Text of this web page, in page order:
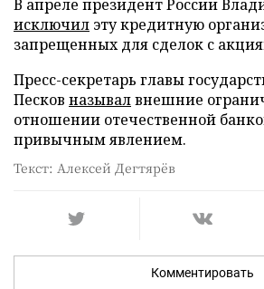
В апреле президент России
исключил эту кредитную
запрещенных для сделок с
Пресс-секретарь главы
Песков называлвнешние
отношении отечественной
привычным явлением.
Текст: Алексей Дегтярёв
Комментировать